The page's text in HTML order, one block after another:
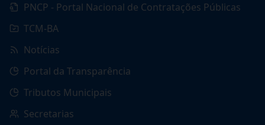
PNCP - Portal Nacional de Contratações Públicas
TCM-BA
Notícias
Portal da Transparência
Tributos Municipais
Secretarias